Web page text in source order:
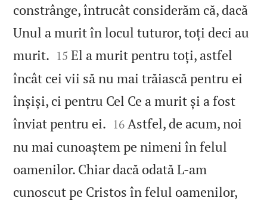
constrânge, întrucât considerăm că, dacă
Unul a murit în locul tuturor, toți deci au
murit. 

15 El a murit pentru toți, astfel
încât cei vii să nu mai trăiască pentru ei
înșiși, ci pentru Cel Ce a murit și a fost
înviat pentru ei. 

16 Astfel, de acum, noi
nu mai cunoaștem pe nimeni în felul
oamenilor. Chiar dacă odată L‑am
cunoscut pe Cristos în felul oamenilor,